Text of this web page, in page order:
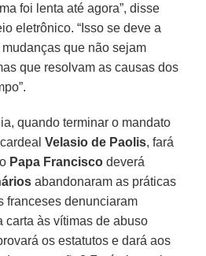
foi lenta até agora”, disse
eletrônico. “Isso se deve a
que não sejam
que resolvam as causas dos
quando terminar o mandato
cardealVelasio de Paolis, fará
Papa Francisco deverá
abandonaram as práticas
franceses denunciaram
carta às vítimas de abuso
os estatutos e dará aos